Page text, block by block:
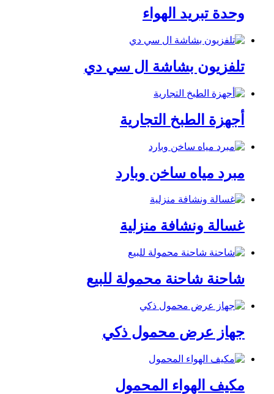
وحدة تبريد الهواء
تلفزيون بشاشة ال سي دي
أجهزة الطبخ التجارية
مبرد مياه ساخن وبارد
غسالة ونشافة منزلية
شاحنة شاحنة محمولة للبيع
جهاز عرض محمول ذكي
مكيف الهواء المحمول